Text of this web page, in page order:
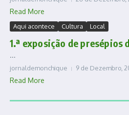
Read More
Aqui acontece Cultura Local
1.ª exposição de presépios
...
jornaldemonchique 9 de Dezembro,
Read More